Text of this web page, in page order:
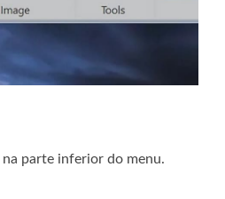
na parte inferior do menu.